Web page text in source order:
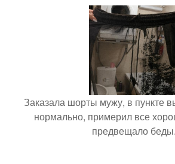
Заказала шорты мужу, в пункте
нормально, примерил все
предвещало беды.